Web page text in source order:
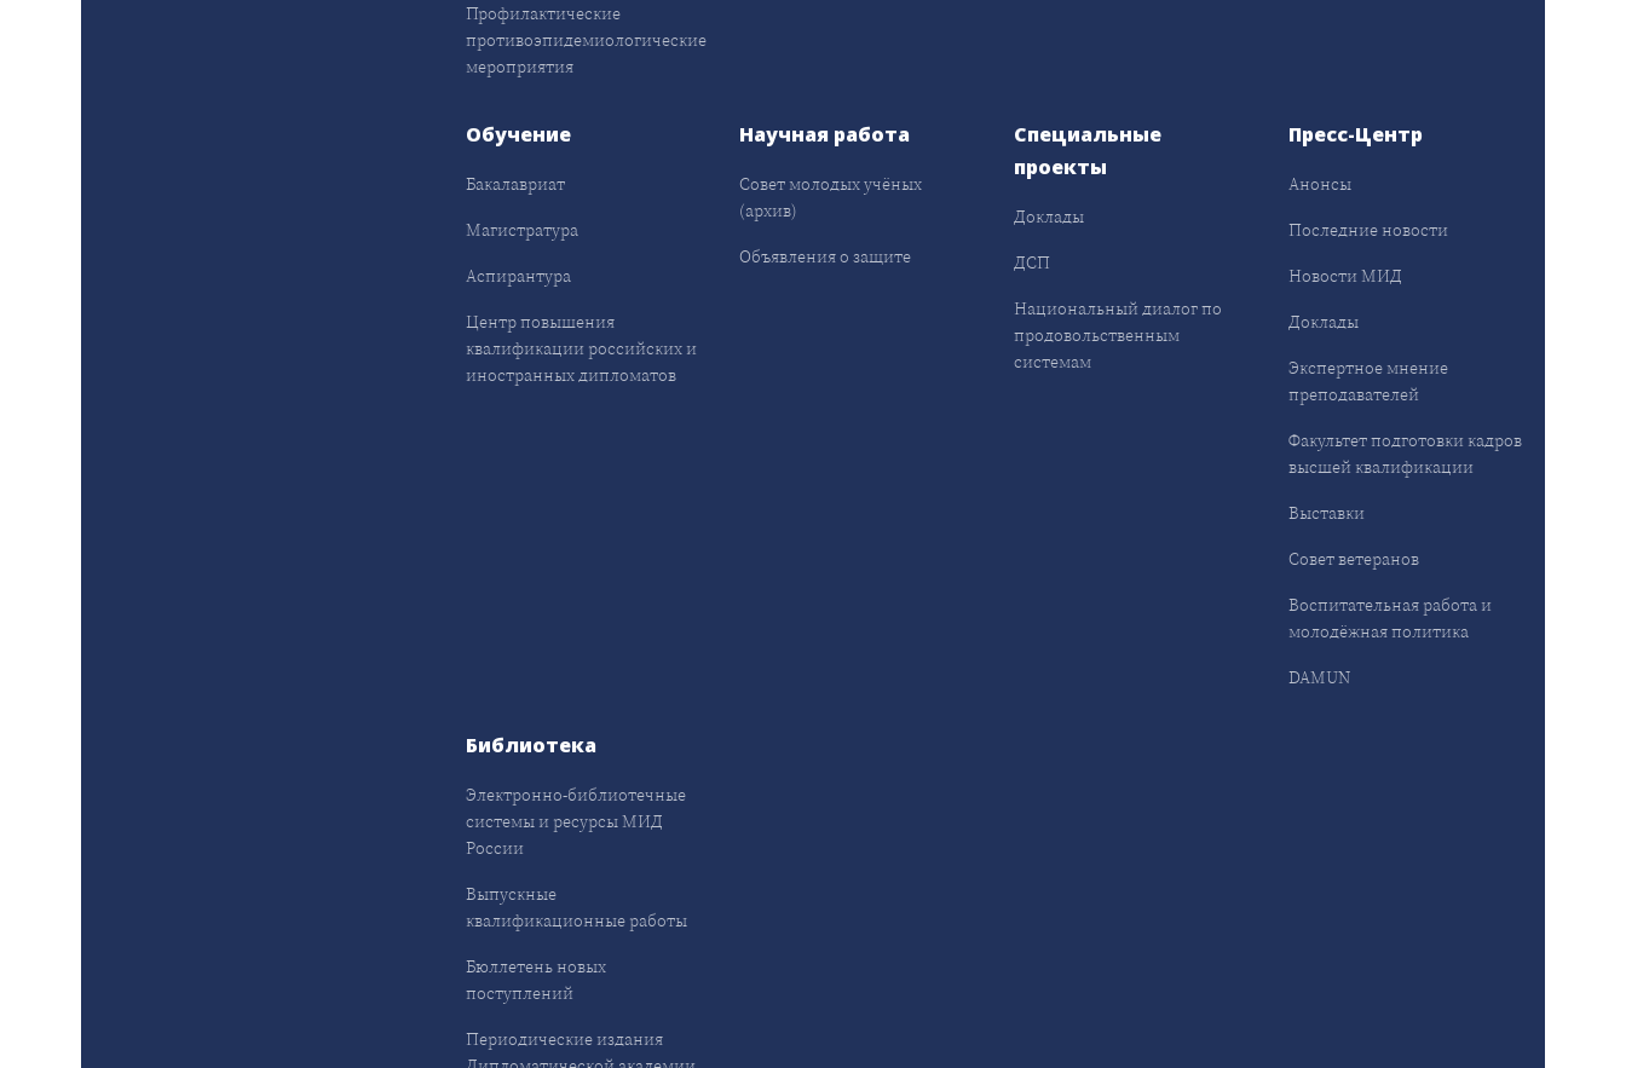
Профилактические
противоэпидемиологические
мероприятия
Обучение
Бакалавриат
Магистратура
Аспирантура
Центр повышения
квалификации российских и
иностранных дипломатов
Научная работа
Совет молодых учёных
(архив)
Объявления о защите
Специальные
проекты
Доклады
ДСП
Национальный диалог по
продовольственным
системам
Пресс-Центр
Анонсы
Последние новости
Новости МИД
Доклады
Экспертное мнение
преподавателей
Факультет подготовки кадров
высшей квалификации
Выставки
Совет ветеранов
Воспитательная работа и
молодёжная политика
DAMUN
Библиотека
Электронно-библиотечные
системы и ресурсы МИД
России
Выпускные
квалификационные работы
Бюллетень новых
поступлений
Периодические издания